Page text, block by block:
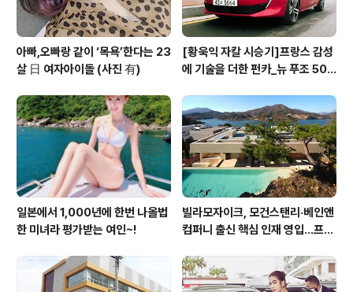
아빠,오빠랑 같이 ‘목욕’한다는 23
살 日 여자아이돌 (사진 有)
[황욱익 자칼 시승기]프랑스 감성
에 기술을 더한 펀카_뉴 푸조 508
일본에서 1,000년에 한번 나올법
한 미녀라 평가받는 여인~!
빌라모자이크, 모건스탠리·베인앤
컴퍼니 출신 핵심 인재 영입…프리